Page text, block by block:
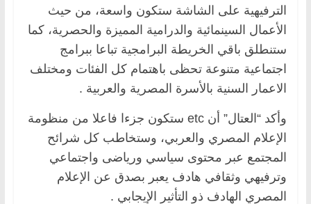
الترفيهية على الشاشة ستكون واسعة، من حيث
الأعمال السينمائية والدرامية المميزة والحصرية، كما
ستنطلق باقي الخريطة البرامجية تباعا ببرامج
اجتماعية متنوعة تحظى باهتمام كل الفئات ومختلف
الاعمار السنية بالأسرة المصرية والعربية .
وأكد “العتال” أن etc ستكون جزءا فاعلا من منظومة
الإعلام المصري والعربي، وستخاطب كل شرائح
المجتمع عبر محتوى سياسي ورياضى واجتماعي
وترفيهي وثقافي هادف يعبر بصدق عن الإعلام
المصري الهادف ذو التأثير الإيجابي .